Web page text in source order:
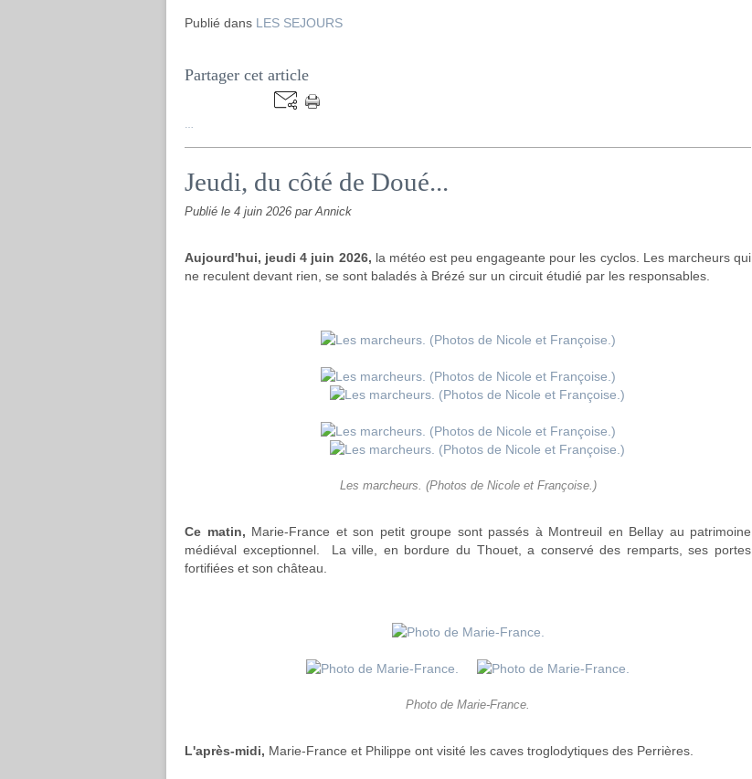
Publié dans LES SEJOURS
Partager cet article
Jeudi, du côté de Doué...
Publié le 4 juin 2026 par Annick
Aujourd'hui, jeudi 4 juin 2026, la météo est peu engageante pour les cyclos. Les marcheurs qui
ne reculent devant rien, se sont baladés à Brézé sur un circuit étudié par les responsables.
Les marcheurs. (Photos de Nicole et Françoise.)
Ce matin, Marie-France et son petit groupe sont passés à Montreuil en Bellay au patrimoine
médiéval exceptionnel. La ville, en bordure du Thouet, a conservé des remparts, ses portes
fortifiées et son château.
Photo de Marie-France.
L'après-midi, Marie-France et Philippe ont visité les caves troglodytiques des Perrières.